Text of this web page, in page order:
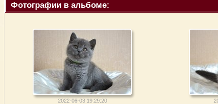
Фотографии в альбоме:
2022-06-03 19:29:20